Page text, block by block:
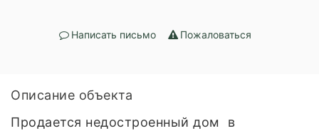
Написать письмо Пожаловаться
Описание объекта
Продается недостроенный дом в